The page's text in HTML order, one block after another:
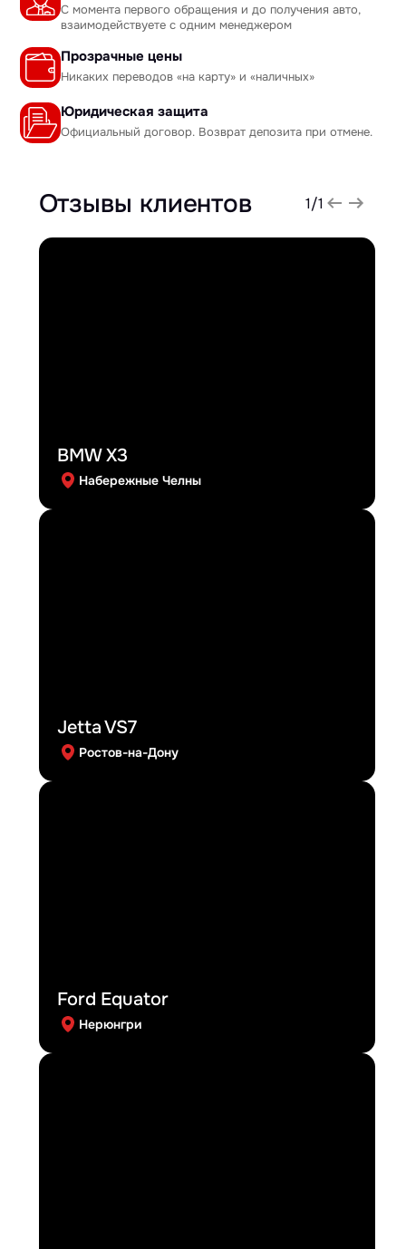
С момента первого обращения и до получения авто,
взаимодействуете с одним менеджером
Прозрачные цены
Никаких переводов «на карту» и «наличных»
Юридическая защита
Официальный договор. Возврат депозита при отмене.
Отзывы клиентов 1/1
BMW X3
Набережные Челны
Jetta VS7
Ростов-на-Дону
Ford Equator
Нерюнгри